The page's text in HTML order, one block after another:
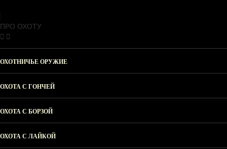
ПРО ОХОТУ
ОХОТНИЧЬЕ ОРУЖИЕ
ОХОТА С ГОНЧЕЙ
ОХОТА С БОРЗОЙ
ОХОТА С ЛАЙКОЙ